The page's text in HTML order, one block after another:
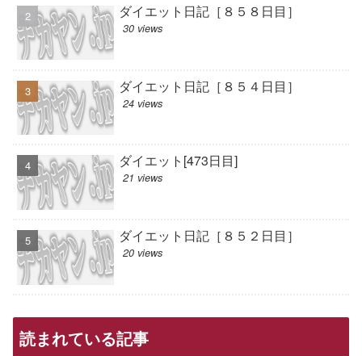
ダイエット日記［８５８日目］
30 views
ダイエット日記［８５４日目］
24 views
ダイエット[473日目]
21 views
ダイエット日記［８５２日目］
20 views
読まれている記事